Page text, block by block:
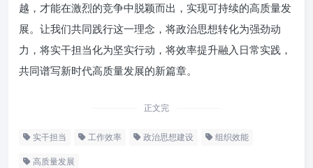
越，才能在激烈的竞争中脱颖而出，实现可持续的高质量发
展。让我们共同践行这一理念，将政治思想转化为强劲动
力，将实干担当化为坚实行动，将效率提升融入日常实践，
共同谱写新时代高质量发展的新篇章。
正文完
实干担当 工作效率 政治思想建设 组织效能
高质量发展